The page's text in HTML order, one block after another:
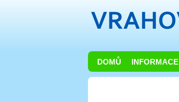
DOMŮ INFORMACE